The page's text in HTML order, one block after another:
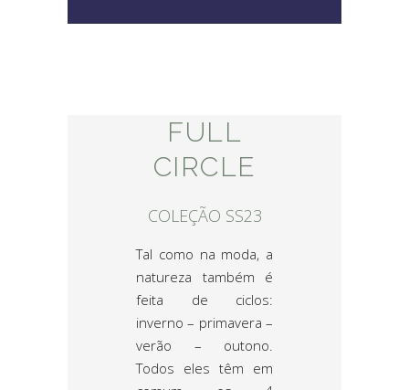
FULL
CIRCLE
COLEÇÃO SS23
Tal como na moda, a
natureza também é
feita de ciclos:
inverno – primavera –
verão – outono.
Todos eles têm em